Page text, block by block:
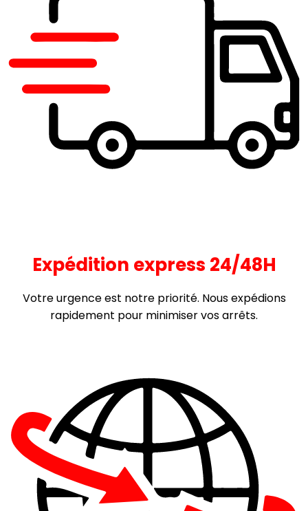
Expédition express 24/48H
Votre urgence est notre priorité. Nous expédions
rapidement pour minimiser vos arrêts.